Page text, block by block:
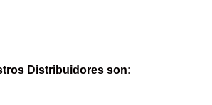
Distribuidores son: